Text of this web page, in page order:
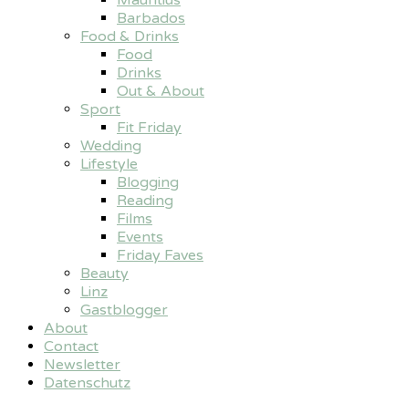
Barbados
Food & Drinks
Food
Drinks
Out & About
Sport
Fit Friday
Wedding
Lifestyle
Blogging
Reading
Films
Events
Friday Faves
Beauty
Linz
Gastblogger
About
Contact
Newsletter
Datenschutz